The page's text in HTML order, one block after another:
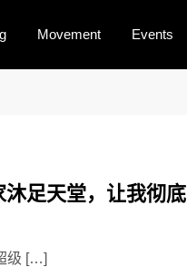
Movement Events
足天堂，让我彻底
级 […]